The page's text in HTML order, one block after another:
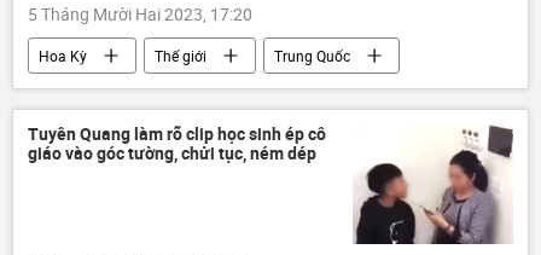
5 Tháng Mười Hai 2023, 17:20
Hoa Kỳ Thế giới
Trung Quốc
tàu ngầm
Quân sự
Á-Thái Bình Dương
Tomahawk
Tuyên Quang làm rõ clip học sinh ép cô
giáo vào góc tường, chửi tục, ném dép